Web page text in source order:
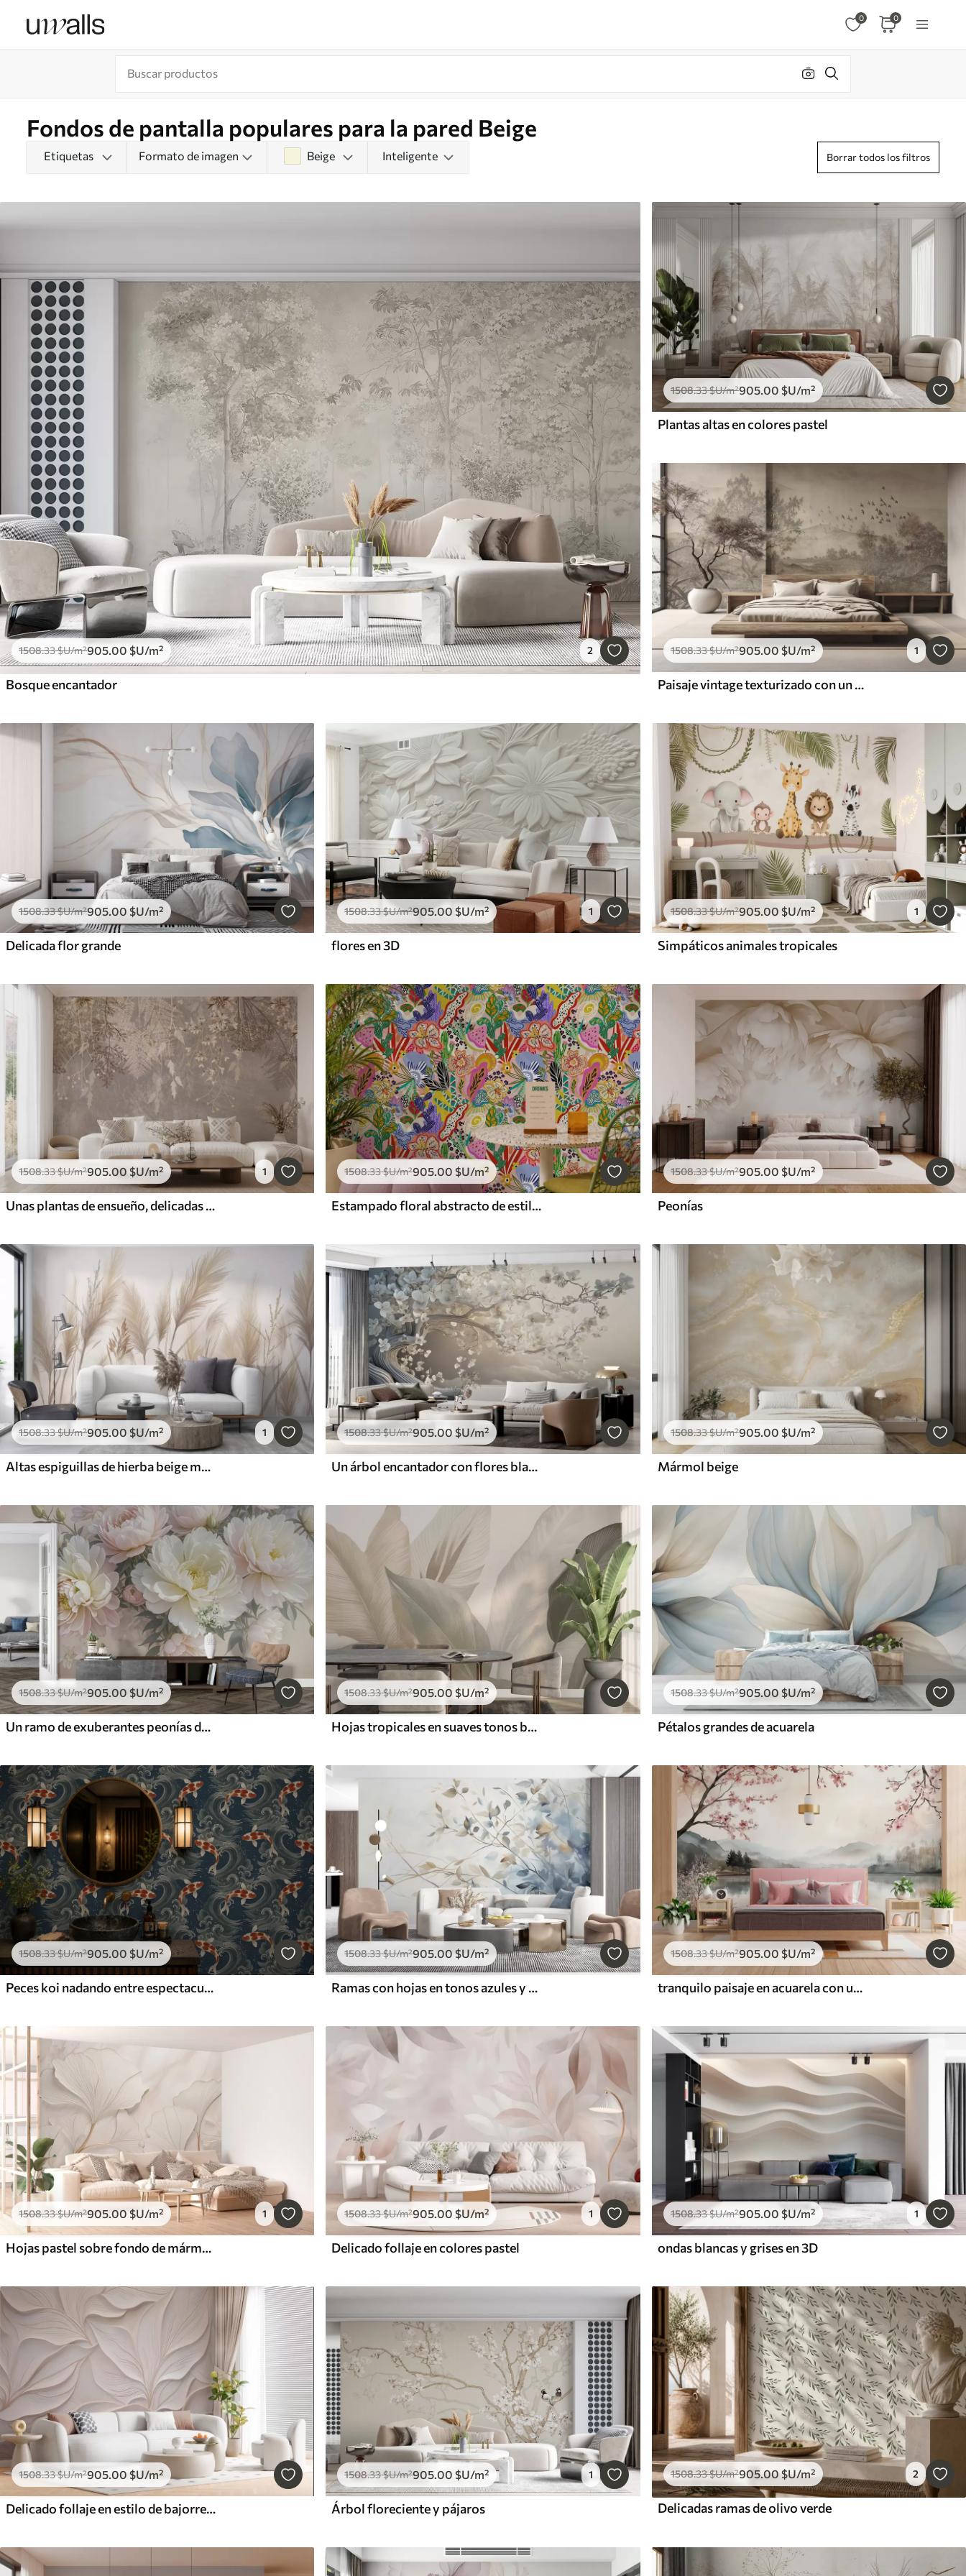
0 0
Fondos de pantalla populares para la pared Beige
Etiquetas Formato de imagen Beige Inteligente Borrar todos los filtros
1508.33$U/m²905.00 $U/m² 2
Bosque encantador
1508.33$U/m²905.00 $U/m²
Plantas altas en colores pastel
1508.33$U/m²905.00$U/m² 1
Paisaje vintage texturizado con un árbol cerca de un río y un cielo nublado, arte de la naturaleza en tonos sepia
1508.33$U/m²905.00 $U/m²
Delicada flor grande
1508.33$U/m²905 .00 $U/m² 1
flores en 3D
1508.33$U/m²905.00 $U/m² 1
Simpáticos animales tropicales
1508.33$U/m²905.00 $U/m² 1
Unas plantas de ensueño, delicadas y tenues, espiguillas y flores en colores pastel marrones sobre un fondo brumoso y texturizado
1508.33$U/m²905.00 $U/m²
Estampado floral abstracto de estilo pop art
1508.33$U/m²905.00 $U/m²
Peonías
1508.33$U/m²905 .00 $U/m² 1
Altas espiguillas de hierba beige mecidas por el viento sobre un fondo suave y claro
1508.33$U/m²905 .00 $U/m²
Un árbol encantador con flores blancas contra el fondo de nubes en un estilo interesante en delicados colores cálidos
1508.33$U/m²905.00 $U/m²
Mármol beige
1508.33$U/m²905.00 $U/m²
Un ramo de exuberantes peonías de colores pastel y otras flores sobre un fondo suave y difuminado
1508.33$U/m²905.00 $U/m²
Hojas tropicales en suaves tonos beige y verde, con efecto acuarela y suaves transiciones de color
1508.33$U/m²905.00 $U/m²
Pétalos grandes de acuarela
1508.33$U/m²905.00 $U/m²
Peces koi nadando entre espectaculares olas oceánicas
1508.33$U/m²905.00 $U/m²
Ramas con hojas en tonos azules y marrones, fondo claro, suave y delicado, estilo acuarela
1508.33$U/m²905.00$U/m²
tranquilo paisaje en acuarela con un lago y un árbol en flor
1508.33$U/m²905.00 $U/m² 1
Hojas pastel sobre fondo de mármol en tonos beige
1508.33$U/m²905.00 $U/m² 1
Delicado follaje en colores pastel
1508.33$U/m²905.00 $U/m² 1
ondas blancas y grises en 3D
1508.33$U/m²905.00 $U/m²
Delicado follaje en estilo de bajorrelieve
1508.33$U/m²905.00 $U/m² 1
Árbol floreciente y pájaros
1508.33$U/m²905.00$U/m² 2
Delicadas ramas de olivo verde